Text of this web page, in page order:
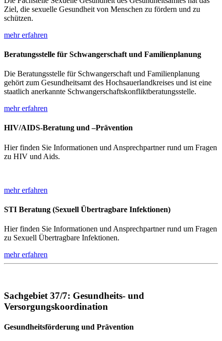
Ziel, die sexuelle Gesundheit von Menschen zu fördern und zu
schützen.
mehr erfahren
Beratungsstelle für Schwangerschaft und Familienplanung
Die Beratungsstelle für Schwangerschaft und Familienplanung
gehört zum Gesundheitsamt des Hochsauerlandkreises und ist eine
staatlich anerkannte Schwangerschaftskonfliktberatungsstelle.
mehr erfahren
HIV/AIDS-Beratung und –Prävention
Hier finden Sie Informationen und Ansprechpartner rund um Fragen
zu HIV und Aids.
mehr erfahren
STI Beratung (Sexuell Übertragbare Infektionen)
Hier finden Sie Informationen und Ansprechpartner rund um Fragen
zu Sexuell Übertragbare Infektionen.
mehr erfahren
Sachgebiet 37/7: Gesundheits- und
Versorgungskoordination
Gesundheitsförderung und Prävention